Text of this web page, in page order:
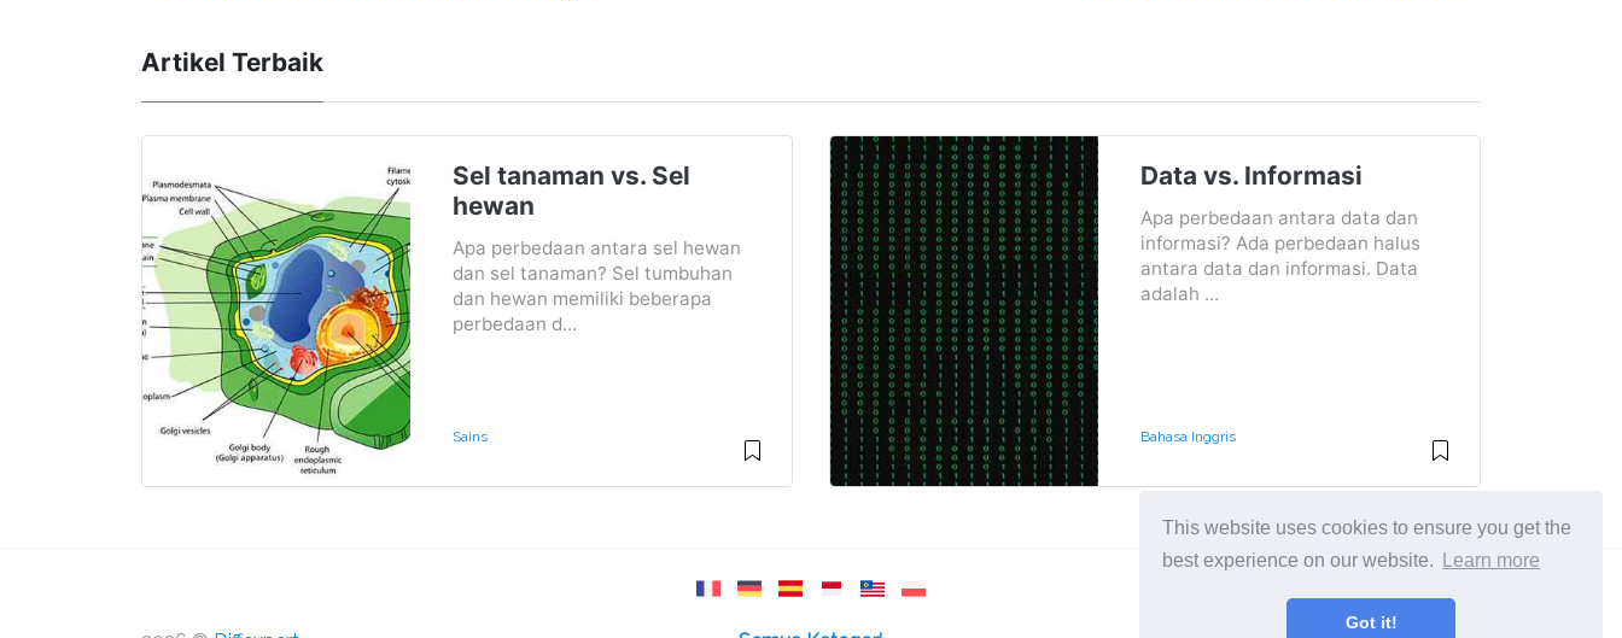
This website uses cookies to ensure you get the
best experience on our website.
Learn more
Got it!
Artikel Terbaik
Sel tanaman vs. Sel
hewan
Apa perbedaan antara sel hewan
dan sel tanaman? Sel tumbuhan
dan hewan memiliki beberapa
perbedaan d...
Sains
Data vs. Informasi
Apa perbedaan antara data dan
informasi? Ada perbedaan halus
antara data dan informasi. Data
adalah ...
Bahasa Inggris